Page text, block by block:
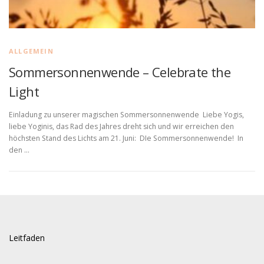
ALLGEMEIN
Sommersonnenwende – Celebrate the
Light
Einladung zu unserer magischen Sommersonnenwende Liebe Yogis,
liebe Yoginis, das Rad des Jahres dreht sich und wir erreichen den
höchsten Stand des Lichts am 21. Juni: DIe Sommersonnenwende! In
den …
Leitfaden